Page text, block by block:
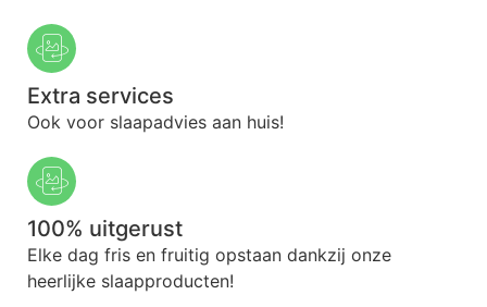
Extra services
Ook voor slaapadvies aan huis!
100% uitgerust
Elke dag fris en fruitig opstaan dankzij onze
heerlijke slaapproducten!